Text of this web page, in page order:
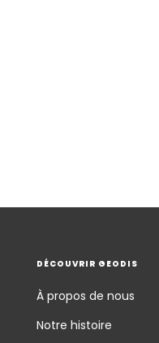
DÉCOUVRIR GEODIS
À propos de nous
Notre histoire